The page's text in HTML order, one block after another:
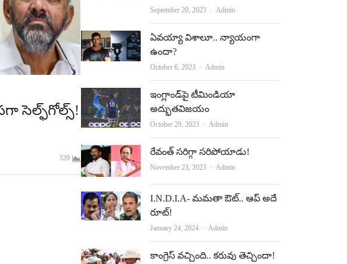
సెల్ఫ్‌గోల్స్‌!
329
o
k
e
September 20, 2023 Author
Admin
ఏవయ్యా విశాలూ.. న్యాయంగా
ఉందా?
October 6, 2023 Author
Admin
ఇంగ్లాండ్‌పై టీమిండియా
అద్భుతవిజయం
October 29, 2023 Author
Admin
రేవంత్‌ సరిగ్గా సరిపోయాడు!
November 23, 2023 Author
Admin
I.N.D.I.A- మమతా ఔట్‌.. ఆప్‌ అదే
రూట్!
January 24, 2024 Author
Admin
కాంగ్రెస్‌ వచ్చింది.. కరువు తెచ్చిందా!